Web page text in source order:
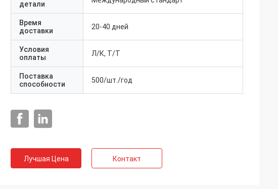
детали
Время
доставки
20-40 дней
Условия
оплаты
Л/К, Т/Т
Поставка
способности
500/шт./год
Лучшая Цена Контакт